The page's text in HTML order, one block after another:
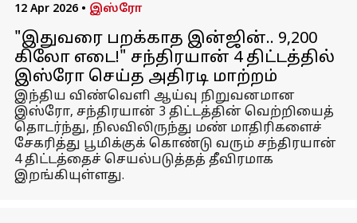
12 Apr 2026 • இஸ்ரோ
"இதுவரை பறக்காத இன்ஜின்.. 9,200
கிலோ எடை!" சந்திரயான் 4 திட்டத்தில்
இஸ்ரோ செய்த அதிரடி மாற்றம்
இந்திய விண்வெளி ஆய்வு நிறுவனமான
இஸ்ரோ, சந்திரயான் 3 திட்டத்தின் வெற்றியைத்
தொடர்ந்து, நிலவிலிருந்து மண் மாதிரிகளைச்
சேகரித்து பூமிக்குக் கொண்டு வரும் சந்திரயான்
4 திட்டத்தைச் செயல்படுத்தத் தீவிரமாக
இறங்கியுள்ளது.